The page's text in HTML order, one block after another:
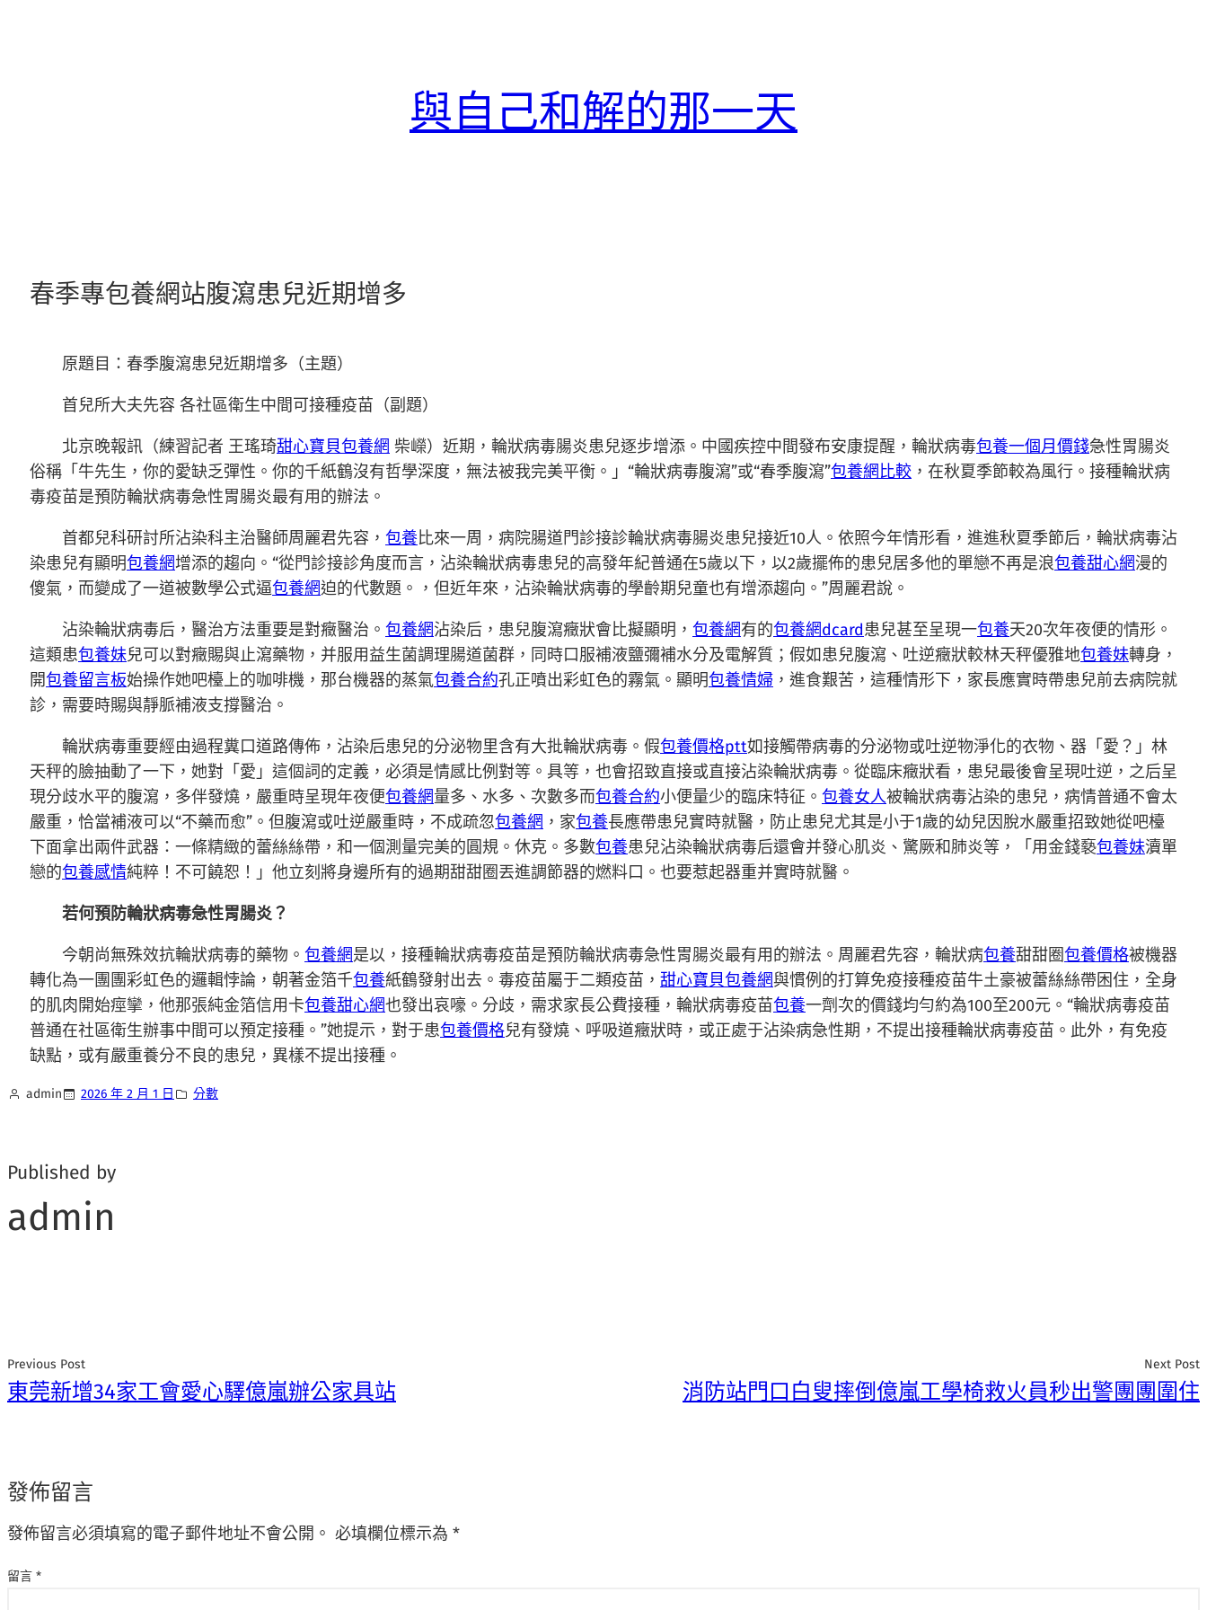
與自己和解的那一天
春季專包養網站腹瀉患兒近期增多
原題目：春季腹瀉患兒近期增多（主題）
首兒所大夫先容 各社區衛生中間可接種疫苗（副題）
北京晚報訊（練習記者 王瑤琦甜心寶貝包養網 柴嶸）近期，輪狀病毒腸炎患兒逐步增添。中國疾控中間發布安康提醒，輪狀病毒包養一個月價錢急性胃腸炎
俗稱「牛先生，你的愛缺乏彈性。你的千紙鶴沒有哲學深度，無法被我完美平衡。」“輪狀病毒腹瀉”或“春季腹瀉”包養網比較 ，在秋夏季節較為風行。接種輪狀病
毒疫苗是預防輪狀病毒急性胃腸炎最有用的辦法。
首都兒科研討所沾染科主治醫師周麗君先容， 包養比來一周，病院腸道門診接診輪狀病毒腸炎患兒接近10人。依照今年情形看，進進秋夏季節后，輪狀病毒沾
染患兒有顯明包養網增添的趨向。“從門診接診角度而言，沾染輪狀病毒患兒的高發年紀普通在5歲以下，以2歲擺佈的患兒居多他的單戀不再是浪包養甜心網漫的
傻氣，而變成了一道被數學公式逼包養網迫的代數題。，但近年來，沾染輪狀病毒的學齡期兒童也有增添趨向。”周麗君說。
沾染輪狀病毒后，醫治方法重要是對癥醫治。 包養網沾染后，患兒腹瀉癥狀會比擬顯明， 包養網有的包養網dcard患兒甚至呈現一包養天20次年夜便的情形。
這類患包養妹兒可以對癥賜與止瀉藥物，并服用益生菌調理腸道菌群，同時口服補液鹽彌補水分及電解質；假如患兒腹瀉、吐逆癥狀較林天秤優雅地包養妹轉身，
開包養留言板始操作她吧檯上的咖啡機，那台機器的蒸氣包養合約孔正噴出彩虹色的霧氣。顯明包養情婦 ，進食艱苦，這種情形下，家長應實時帶患兒前去病院就
診，需要時賜與靜脈補液支撐醫治。
輪狀病毒重要經由過程糞口道路傳佈，沾染后患兒的分泌物里含有大批輪狀病毒。假包養價格ptt如接觸帶病毒的分泌物或吐逆物淨化的衣物、器「愛？」林
天秤的臉抽動了一下，她對「愛」這個詞的定義，必須是情感比例對等。具等，也會招致直接或直接沾染輪狀病毒。從臨床癥狀看，患兒最後會呈現吐逆，之后呈
現分歧水平的腹瀉，多伴發燒，嚴重時呈現年夜便包養網量多、水多、次數多而包養合約小便量少的臨床特征。 包養女人被輪狀病毒沾染的患兒，病情普通不會太
嚴重，恰當補液可以“不藥而愈”。但腹瀉或吐逆嚴重時，不成疏忽包養網 ，家包養長應帶患兒實時就醫，防止患兒尤其是小于1歲的幼兒因脫水嚴重招致她從吧檯
下面拿出兩件武器：一條精緻的蕾絲絲帶，和一個測量完美的圓規。休克。多數包養患兒沾染輪狀病毒后還會并發心肌炎、驚厥和肺炎等，「用金錢褻包養妹瀆單
戀的包養感情純粹！不可饒恕！」他立刻將身邊所有的過期甜甜圈丟進調節器的燃料口。也要惹起器重并實時就醫。
若何預防輪狀病毒急性胃腸炎？
今朝尚無殊效抗輪狀病毒的藥物。 包養網是以，接種輪狀病毒疫苗是預防輪狀病毒急性胃腸炎最有用的辦法。周麗君先容，輪狀病包養甜甜圈包養價格被機器
轉化為一團團彩虹色的邏輯悖論，朝著金箔千包養紙鶴發射出去。毒疫苗屬于二類疫苗， 甜心寶貝包養網與慣例的打算免疫接種疫苗牛土豪被蕾絲絲帶困住，全身
的肌肉開始痙攣，他那張純金箔信用卡包養甜心網也發出哀嚎。分歧，需求家長公費接種，輪狀病毒疫苗包養一劑次的價錢均勻約為100至200元。“輪狀病毒疫苗
普通在社區衛生辦事中間可以預定接種。”她提示，對于患包養價格兒有發燒、呼吸道癥狀時，或正處于沾染病急性期，不提出接種輪狀病毒疫苗。此外，有免疫
缺點，或有嚴重養分不良的患兒，異樣不提出接種。
admin 2026 年 2 月 1 日 分數
Published by
admin
Previous Post
東莞新增34家工會愛心驛億嵐辦公家具站
Next Post
消防站門口白叟摔倒億嵐工學椅救火員秒出警團團圍住
發佈留言
發佈留言必須填寫的電子郵件地址不會公開。 必填欄位標示為 *
留言 *